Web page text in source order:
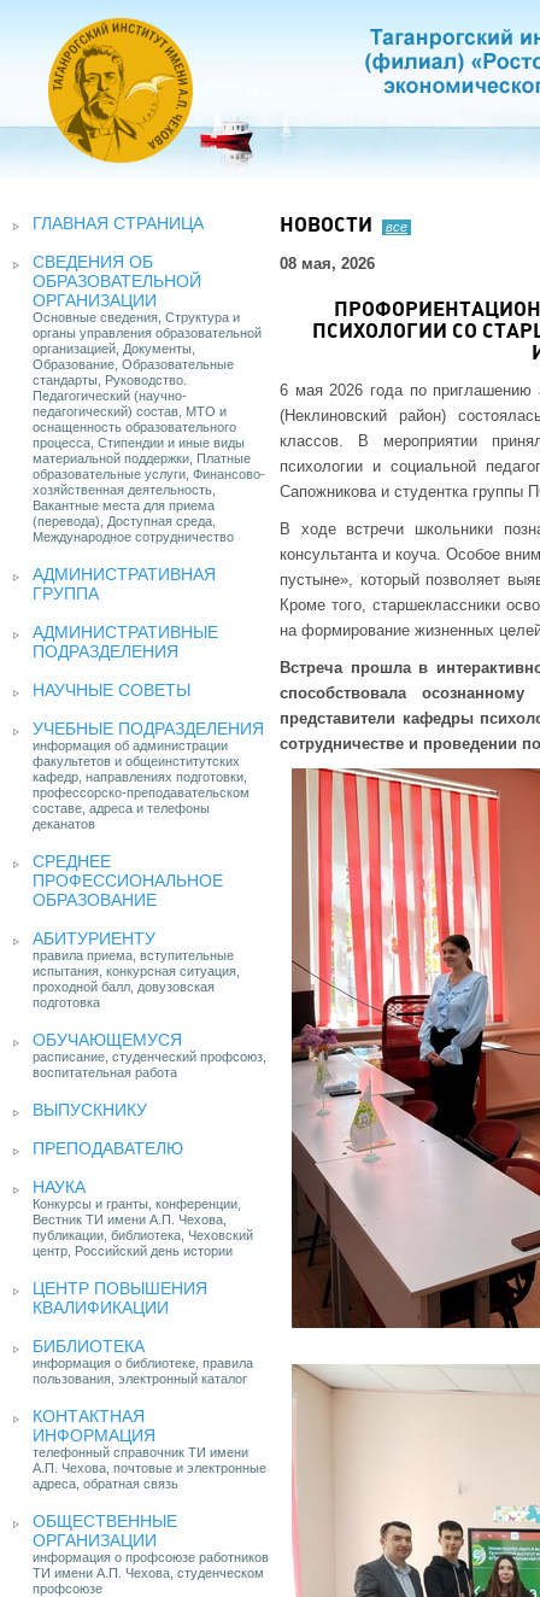
ГЛАВНАЯ СТРАНИЦА
СВЕДЕНИЯ ОБ
ОБРАЗОВАТЕЛЬНОЙ
ОРГАНИЗАЦИИ
Основные сведения, Структура и
органы управления образовательной
организацией, Документы,
Образование, Образовательные
стандарты, Руководство.
Педагогический (научно-
педагогический) состав, МТО и
оснащенность образовательного
процесса, Стипендии и иные виды
материальной поддержки, Платные
образовательные услуги, Финансово-
хозяйственная деятельность,
Вакантные места для приема
(перевода), Доступная среда,
Международное сотрудничество
АДМИНИСТРАТИВНАЯ
ГРУППА
АДМИНИСТРАТИВНЫЕ
ПОДРАЗДЕЛЕНИЯ
НАУЧНЫЕ СОВЕТЫ
УЧЕБНЫЕ ПОДРАЗДЕЛЕНИЯ
информация об администрации
факультетов и общеинститутских
кафедр, направлениях подготовки,
профессорско-преподавательском
составе, адреса и телефоны
деканатов
СРЕДНЕЕ
ПРОФЕССИОНАЛЬНОЕ
ОБРАЗОВАНИЕ
АБИТУРИЕНТУ
правила приема, вступительные
испытания, конкурсная ситуация,
проходной балл, довузовская
подготовка
ОБУЧАЮЩЕМУСЯ
расписание, студенческий профсоюз,
воспитательная работа
ВЫПУСКНИКУ
ПРЕПОДАВАТЕЛЮ
НАУКА
Конкурсы и гранты, конференции,
Вестник ТИ имени А.П. Чехова,
публикации, библиотека, Чеховский
центр, Российский день истории
ЦЕНТР ПОВЫШЕНИЯ
КВАЛИФИКАЦИИ
БИБЛИОТЕКА
информация о библиотеке, правила
пользования, электронный каталог
КОНТАКТНАЯ
ИНФОРМАЦИЯ
телефонный справочник ТИ имени
А.П. Чехова, почтовые и электронные
адреса, обратная связь
ОБЩЕСТВЕННЫЕ
ОРГАНИЗАЦИИ
информация о профсоюзе работников
ТИ имени А.П. Чехова, студенческом
профсоюзе
НОВОСТИ все
08 мая, 2026
ПСИХОЛОГИИ СО
6 мая 2026 года по
(Неклиновский район)
классов. В мероприятии
психологии и социальной
Сапожникова и студентка группы
В ходе встречи школьники
консультанта и коуча. Особое
пустыне», который позволяет
Кроме того, старшеклассники
на формирование жизненных
Встреча прошла в
способствовала
представители кафедры
сотрудничестве и проведении